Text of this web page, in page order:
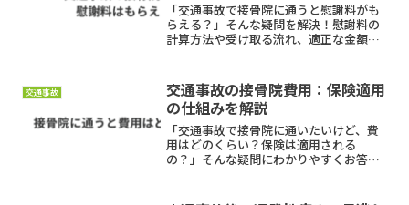
「交通事故で接骨院に通うと慰謝料がも
らえる？」そんな疑問を解決！慰謝料の
計算方法や受け取る流れ、適正な金額を
を受け取りましょう。
交通事故
交通事故の接骨院費用：保険適用
の仕組みを解説
「交通事故で接骨院に通いたいけど、費
用はどのくらい？保険は適用される
の？」そんな疑問にわかりやすくお答え